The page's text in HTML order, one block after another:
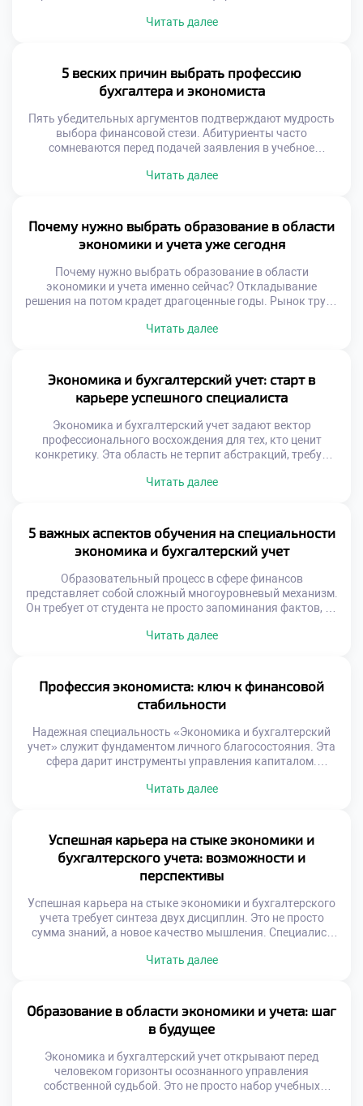
стержнем личности. Важность данного направления
Выпускники учатся управлять не только цифрами, но и
собой. Материал посвящен глубинному смыслу
выбранного пути. Мы исследуем трансформацию
Читать далее
5 веских причин выбрать профессию
бухгалтера и экономиста
Пять убедительных аргументов подтверждают мудрость
выбора финансовой стези. Абитуриенты часто
сомневаются перед подачей заявления в учебное
изучении перспектив. Профессия сочетает стабильность с
Работодатели ценят специалистов с системным
мышлением. Диплом открывает двери в разнообразные
отрасли экономики. Вы получаете универсальный набор
жизненных […]
Читать далее
Почему нужно выбрать образование в области
экономики и учета уже сегодня
Почему нужно выбрать образование в области
экономики и учета именно сейчас? Откладывание
решения на потом крадет драгоценные годы. Рынок труда
грамотность становится базовой потребностью.
дает фору конкурентам. Время работает на тех, кто
действует. Промедление обходится слишком дорого.
Карьерный капитал накапливается […]
Читать далее
Экономика и бухгалтерский учет: старт в
карьере успешного специалиста
Экономика и бухгалтерский учет задают вектор
профессионального восхождения для тех, кто ценит
конкретику. Эта область не терпит абстракций, требуя
здесь измеряется не громкими словами, а реальными
Работодатели охотятся за специалистами, способными
приносить пользу с первого дня. […]
Читать далее
5 важных аспектов обучения на специальности
экономика и бухгалтерский учет
Образовательный процесс в сфере финансов
представляет собой сложный многоуровневый механизм.
Он требует от студента не просто запоминания фактов, но
элементов учебы помогает достичь максимальных
программа выстроена так, чтобы постепенно наращивать
компетенции. Каждый этап имеет свое уникальное
значение для формирования […]
Читать далее
Профессия экономиста: ключ к финансовой
стабильности
Надежная специальность «Экономика и бухгалтерский
учет» служит фундаментом личного благосостояния. Эта
сфера дарит инструменты управления капиталом.
Грамотный специалист предвидит рыночные колебания.
стратегию. Доходы планируются, а не возникают
случайно. Расходы оптимизируются без ущерба качеству
жизни. Накопления работают на владельца эффективно.
Инвестиции […]
Читать далее
Успешная карьера на стыке экономики и
бухгалтерского учета: возможности и
перспективы
Успешная карьера на стыке экономики и бухгалтерского
учета требует синтеза двух дисциплин. Это не просто
сумма знаний, а новое качество мышления. Специалист
отчетности становятся языком стратегии.
прогностическую силу. Рынок остро нуждается в
универсалах. Узкие специалисты уступают место
интеграторам. Гибридные компетенции создают […]
Читать далее
Образование в области экономики и учета: шаг
в будущее
Экономика и бухгалтерский учет открывают перед
человеком горизонты осознанного управления
собственной судьбой. Это не просто набор учебных